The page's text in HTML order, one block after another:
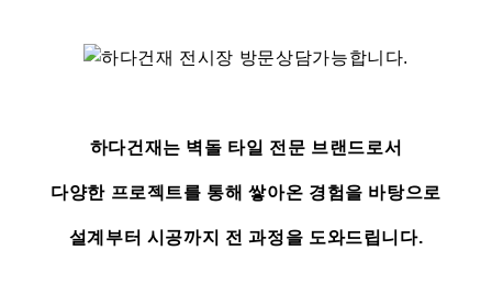
하다건재는 벽돌 타일 전문 브랜드로서
다양한 프로젝트를 통해 쌓아온 경험을 바탕으로
설계부터 시공까지 전 과정을 도와드립니다.